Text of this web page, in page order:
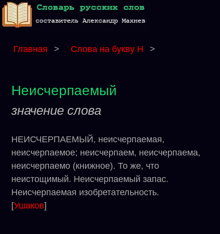
Главная > Слова на букву Н >
Неисчерпаемый
значение слова
НЕИСЧЕРПАЕМЫЙ, неисчерпаемая,
неисчерпаемое; неисчерпаем, неисчерпаема,
неисчерпаемо (книжное). То же, что
неистощимый. Неисчерпаемый запас.
Неисчерпаемая изобретательность.
[Ушаков]